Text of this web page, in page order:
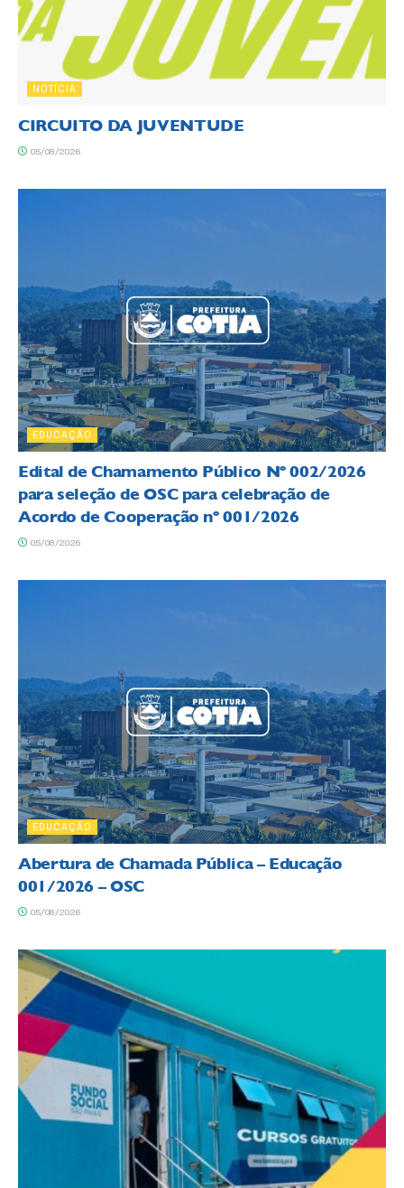
NOTÍCIA
CIRCUITO DA JUVENTUDE
05/08/2026
EDUCAÇÃO
Edital de Chamamento Público Nº 002/2026
para seleção de OSC para celebração de
Acordo de Cooperação nº 001/2026
05/08/2026
EDUCAÇÃO
Abertura de Chamada Pública – Educação
001/2026 – OSC
05/08/2026